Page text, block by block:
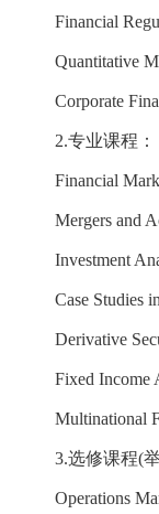
Financial
Quantitative
Corporate
2.专业课程：
Financial
Mergers and
Investment
Case Studies in
Derivative
Fixed Income
Multinational
3.选修课程(举
Operations